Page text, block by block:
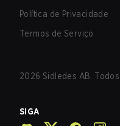
Política de Privacidade
Termos de Serviço
2026 Sidledes AB.
SIGA